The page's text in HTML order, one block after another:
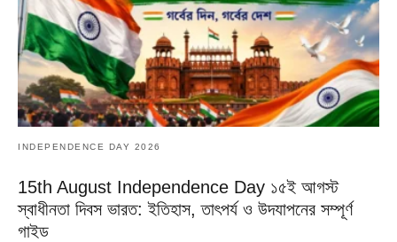
INDEPENDENCE DAY 2026
15th August Independence Day ১৫ই আগস্ট
স্বাধীনতা দিবস ভারত: ইতিহাস, তাৎপর্য ও উদযাপনের সম্পূর্ণ
গাইড